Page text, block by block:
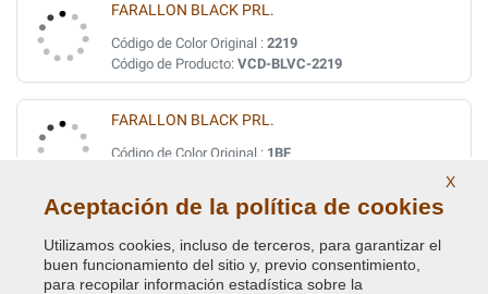
FARALLON BLACK PRL.
Código de Color Original : 2219
Código de Producto: VCD-BLVC-2219
FARALLON BLACK PRL.
Código de Color Original : 1BF
Código de Color Original :1AF
Código de Producto:VCD-BLVC-1AF
X
Aceptación de la política de cookies
Utilizamos cookies, incluso de terceros, para garantizar el
buen funcionamiento del sitio y, previo consentimiento,
para recopilar información estadística sobre la